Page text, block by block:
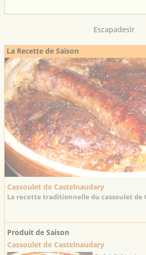
Escapadeslr
La Recette de Saison
Cassoulet de Castelnaudary
La recette traditionnelle du cassoulet de
Produit de Saison
Cassoulet de Castelnaudary